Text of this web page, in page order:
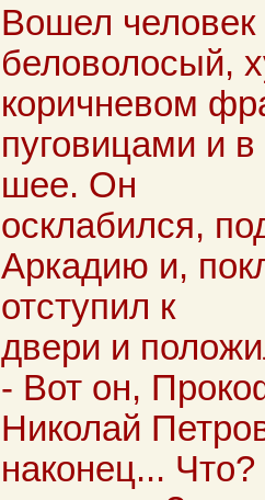
Вошел человек
беловолосый,
коричневом
пуговицами и
шее. Он
осклабился,
Аркадию и,
отступил к
двери и
- Вот он,
Николай
наконец... Что?